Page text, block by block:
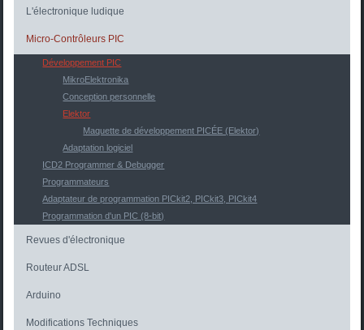
L'électronique ludique
Micro-Contrôleurs PIC
Développement PIC
MikroElektronika
Conception personnelle
Elektor
Maquette de développement PICÉE (Elektor)
Adaptation logiciel
ICD2 Programmer & Debugger
Programmateurs
Adaptateur de programmation PICkit2, PICkit3, PICkit4
Programmation d'un PIC (8-bit)
Revues d'électronique
Routeur ADSL
Arduino
Modifications Techniques